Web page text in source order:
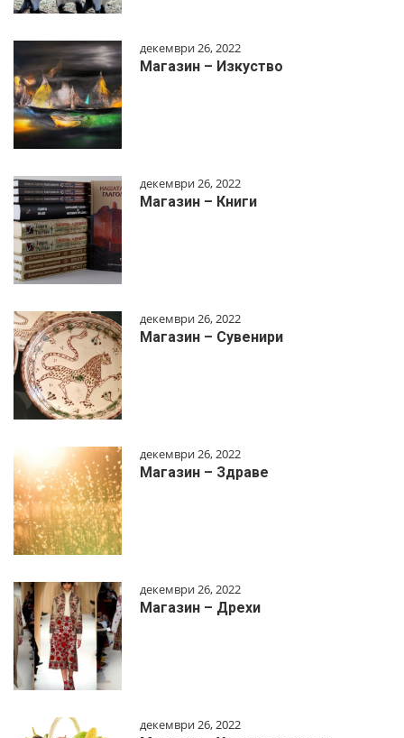
декември 26, 2022
Магазин – Изкуство
декември 26, 2022
Магазин – Книги
декември 26, 2022
Магазин – Сувенири
декември 26, 2022
Магазин – Здраве
декември 26, 2022
Магазин – Дрехи
декември 26, 2022